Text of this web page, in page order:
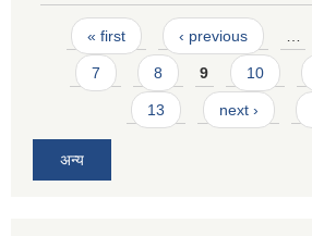
Pages
« first ‹ previous
7 8 9 10
13 next ›
अन्य